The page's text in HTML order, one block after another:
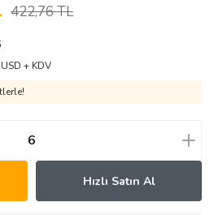
422,76 TL
+ KDV
Hızlı Satın Al